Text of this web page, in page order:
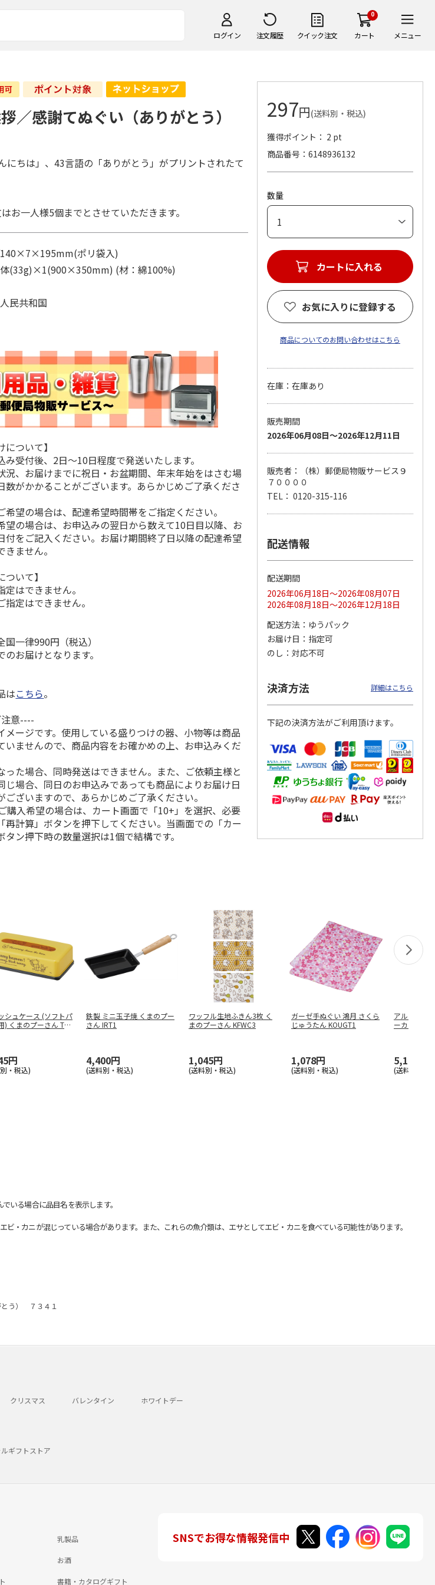
ログイン 注文履歴 クイック注文
0
カート メニュー
ャース 大
NL 3・
…
平 日本人最多53試
合連続出塁記念 コ
イ…
ドジャース 大谷翔
平 日本人最多53試
合連続出塁記念 シ
ル…
17,000円
(送料・税込)
谷翔平 2026 NL 3・
4月投手…
／感謝てぬぐい（ありがとう）
にちは」、43言語の「ありがとう」がプリントされたて
お一人様5個までとさせていただきます。
ポリ袋入)
(33g)×1(900×350mm) (材：綿100%)
民共和国
について】
受付後、2日～10日程度で発送いたします。
、お届けまでに祝日・お盆期間、年末年始をはさむ場
数がかかることがございます。あらかじめご了承くださ
望の場合は、配達希望時間帯をご指定ください。
の場合は、お申込みの翌日から数えて10日目以降、お
付をご記入ください。お届け期間終了日以降の配達希望
ません。
ついて】
はできません。
定はできません。
一律990円（税込）
お届けとなります。
はこちら。
意----
ージです。使用している盛りつけの器、小物等は商品
いませんので、商品内容をお確かめの上、お申込みくだ
た場合、同時発送はできません。また、ご依頼主様と
じ場合、同日のお申込みであっても商品によりお届け日
ございますので、あらかじめご了承ください。
購入希望の場合は、カート画面で「10+」を選択、必要
再計算」ボタンを押下してください。当画面での「カー
タン押下時の数量選択は1個で結構です。
297円(送料別・税込)
獲得ポイント： 2 pt
商品番号
6148936132
数量
カートに入れる
お気に入りに登録する
商品についてのお問い合わせはこちら
在庫：在庫あり
販売期間
2026年06月08日～2026年12月11日
販売者：（株）郵便局物販サービス９
７００００
TEL： 0120-315-116
配送情報
配送期間
2026年06月18日～2026年08月07日
2026年08月18日～2026年12月18日
配送方法
ゆうパック
お届け日
指定可
のし
対応不可
決済方法 詳細はこちら
下記の決済方法がご利用頂けます。
シュケース (ソフトパ
) くまのプーさん TS
円
・税込)
鉄製 ミニ玉子焼 くまのプー
さん IRT1
4,400円
(送料別・税込)
ワッフル生地ふきん3枚 く
まのプーさん KFWC3
1,045円
(送料別・税込)
ガーゼ手ぬぐい 鴻月 さくら
じゅうたん KOUGT1
1,078円
(送料別・税込)
アルミ製ベ
ーカー くま
5,170円
(送料別・税
いる場合に品目名を表示します。
カニが混じっている場合があります。また、これらの魚介類は、エサとしてエビ・カニを食べている可能性があります。
う） ７３４１
クリスマス バレンタイン ホワイトデー
ギフトストア
乳製品
お酒
書籍・カタログギフト
SNSでお得な情報発信中